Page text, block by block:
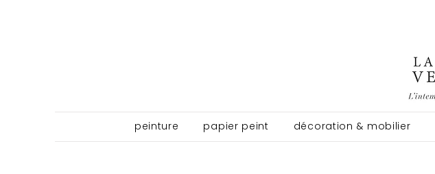
peinture papier peint décoration & mobilier